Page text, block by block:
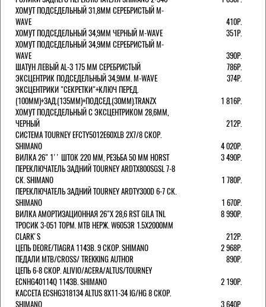
ХОМУТ ПОДСЕДЕЛЬНЫЙ 31,8ММ СЕРЕБРИСТЫЙ M-
WAVE
410Р.
ХОМУТ ПОДСЕДЕЛЬНЫЙ 34,9ММ ЧЕРНЫЙ M-WAVE
351Р.
ХОМУТ ПОДСЕДЕЛЬНЫЙ 34,9ММ СЕРЕБРИСТЫЙ M-
WAVE
390Р.
ШАТУН ЛЕВЫЙ AL-3 175 ММ СЕРЕБРИСТЫЙ
786Р.
ЭКСЦЕНТРИК ПОДСЕДЕЛЬНЫЙ 34,9ММ. M-WAVE
374Р.
ЭКСЦЕНТРИКИ "СЕКРЕТКИ"+КЛЮЧ ПЕРЕД.
(100ММ)+ЗАД.(135ММ)+ПОДСЕД.(30ММ).TRANZX
1 816Р.
ХОМУТ ПОДСЕДЕЛЬНЫЙ С ЭКСЦЕНТРИКОМ 28,6ММ,
ЧЕРНЫЙ
212Р.
СИСТЕМА TOURNEY EFCTY5012E60XLB 2X7/8 СКОР.
SHIMANO
4 020Р.
ВИЛКА 26" 1'' ШТОК 220 ММ, РЕЗЬБА 50 ММ HORST
3 490Р.
ПЕРЕКЛЮЧАТЕЛЬ ЗАДНИЙ TOURNEY ARDTX800SGSL 7-8
СК. SHIMANO
1 780Р.
ПЕРЕКЛЮЧАТЕЛЬ ЗАДНИЙ TOURNEY ARDTY300D 6-7 СК.
SHIMANO
1 670Р.
ВИЛКА АМОРТИЗАЦИОННАЯ 26"Х 28,6 RST GILA TNL
8 990Р.
ТРОСИК 3-051 ТОРМ. MTB НЕРЖ. W6053R 1.5Х2000ММ
СLARK'S
212Р.
ЦЕПЬ DEORE/TIAGRA 114ЗВ. 9 СКОР. SHIMANO
2 968Р.
ПЕДАЛИ MTB/CROSS/ TREKKING AUTHOR
890Р.
ЦЕПЬ 6-8 СКОР. ALIVIO/ACERA/ALTUS/TOURNEY
ECNHG40114Q 114ЗВ. SHIMANO
2 190Р.
КАССЕТА ECSHG318134 ALTUS 8Х11-34 IG/HG 8 СКОР.
SHIMANO
3 640Р.